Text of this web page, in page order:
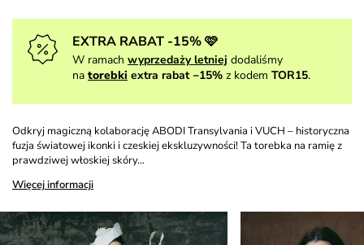
EXTRA RABAT -15% 🩷
W ramach wyprzedaży letniej dodaliśmy
na torebki extra rabat −15% z kodem TOR15.
Odkryj magiczną kolaborację ABODI Transylvania i VUCH – historyczna
fuzja światowej ikonki i czeskiej ekskluzywności! Ta torebka na ramię z
prawdziwej włoskiej skóry…
Więcej informacji